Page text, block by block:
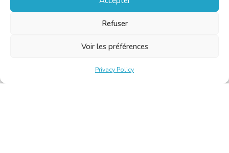
Refuser
Voir les préférences
Privacy Policy